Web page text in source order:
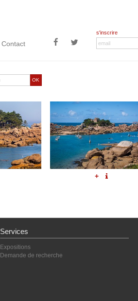
Contact
s'inscrire
OK
+
Services
Expositions
Demande de recherche